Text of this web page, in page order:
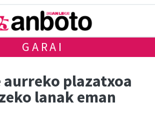
GARAI
aurreko plazatxoa
lanak eman